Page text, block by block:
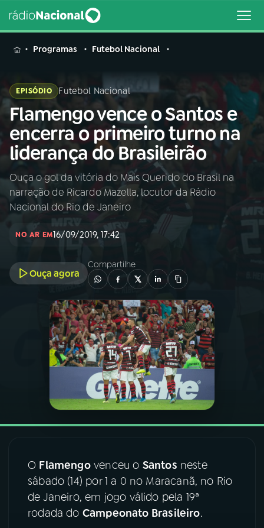
MENU
Buscar
na
Rádio
Nacional
Buscar
AO VIVO
INÍCIO
PROGRAMAS
VIDEOCASTS
08 FESTIVAL DE MÚSICA
Programas Futebol Nacional
EPISÓDIO Futebol Nacional
Flamengo vence o Santos e
encerra o primeiro turno na
liderança do Brasileirão
Ouça o gol da vitória do Mais Querido do Brasil na
narração de Ricardo Mazella, locutor da Rádio
Nacional do Rio de Janeiro
NO AR EM16/09/2019, 17:42
Ouça agora
Compartilhe
O Flamengovenceu o Santos neste
sábado (14) por 1 a 0 no Maracanã, no Rio
de Janeiro, em jogo válido pela 19ª
rodada do Campeonato Brasileiro.